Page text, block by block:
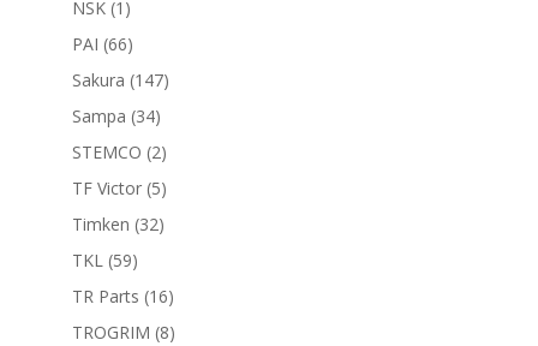
NSK 1 1
producto
PAI 6666
productos
Sakura 147147
Sampa 3434
productos
STEMCO 22
productos
TF Victor 55
productos
Timken 3232
TKL 5959
productos
TR Parts 1616
productos
TROGRIM 88